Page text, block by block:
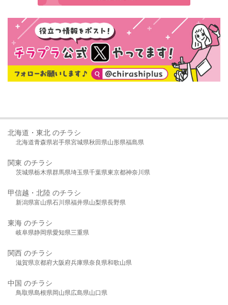
北海道・東北 のチラシ
北海道青森県岩手県宮城県秋田県山形県福島県
関東 のチラシ
茨城県栃木県群馬県埼玉県千葉県東京都神奈川県
甲信越・北陸 のチラシ
新潟県富山県石川県福井県山梨県長野県
東海 のチラシ
岐阜県静岡県愛知県三重県
関西 のチラシ
滋賀県京都府大阪府兵庫県奈良県和歌山県
中国 のチラシ
鳥取県島根県岡山県広島県山口県